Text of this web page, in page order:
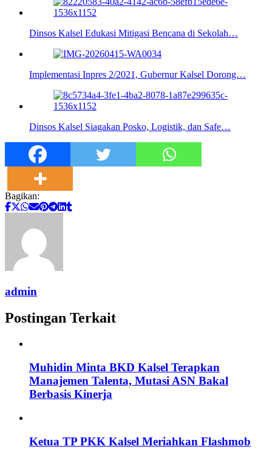
Dinsos Kalsel Edukasi Mitigasi Bencana di Sekolah…
Implementasi Inpres 2/2021, Gubernur Kalsel Dorong…
Dinsos Kalsel Siagakan Posko, Logistik, dan Safe…
Bagikan:
admin
Postingan Terkait
Muhidin Minta BKD Kalsel Terapkan
Manajemen Talenta, Mutasi ASN Bakal
Berbasis Kinerja
Ketua TP PKK Kalsel Meriahkan Flashmob